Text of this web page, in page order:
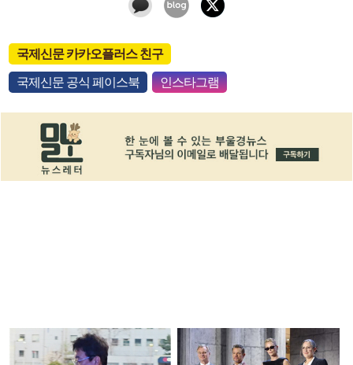
국제신문 카카오플러스 친구
국제신문 공식 페이스북 인스타그램